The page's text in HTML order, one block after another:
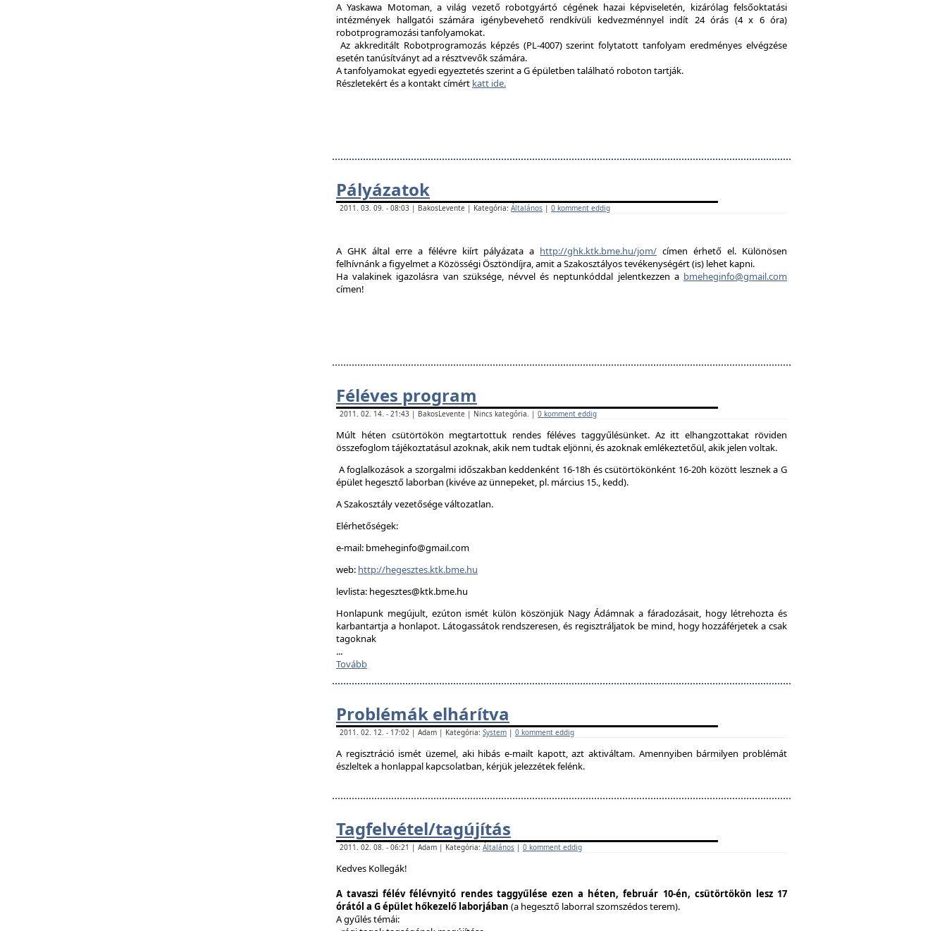
A Yaskawa Motoman, a világ vezető robotgyártó cégének hazai képviseletén, kizárólag felsőoktatási
intézmények hallgatói számára igénybevehető rendkívüli kedvezménnyel indít 24 órás (4 x 6 óra)
robotprogramozási tanfolyamokat.
Az akkreditált Robotprogramozás képzés (PL-4007) szerint folytatott tanfolyam eredményes elvégzése
esetén tanúsítványt ad a résztvevők számára.
A tanfolyamokat egyedi egyeztetés szerint a G épületben található roboton tartják.
Részletekért és a kontakt címért katt ide.
Pályázatok
2011. 03. 09. - 08:03 | BakosLevente | Kategória: Általános | 0 komment eddig
A GHK által erre a félévre kiírt pályázata a http://ghk.ktk.bme.hu/jom/ címen érhető el. Különösen
felhívnánk a figyelmet a Közösségi Ösztöndíjra, amit a Szakosztályos tevékenységért (is) lehet kapni.
Ha valakinek igazolásra van szüksége, névvel és neptunkóddal jelentkezzen a bmeheginfo@gmail.com
címen!
Féléves program
2011. 02. 14. - 21:43 | BakosLevente | Nincs kategória. | 0 komment eddig
Múlt héten csütörtökön megtartottuk rendes féléves taggyűlésünket. Az itt elhangzottakat röviden
összefoglom tájékoztatásul azoknak, akik nem tudtak eljönni, és azoknak emlékeztetőül, akik jelen voltak.
A foglalkozások a szorgalmi időszakban keddenként 16-18h és csütörtökönként 16-20h között lesznek a G
épület hegesztő laborban (kivéve az ünnepeket, pl. március 15., kedd).
A Szakosztály vezetősége változatlan.
Elérhetőségek:
e-mail: bmeheginfo@gmail.com
web: http://hegesztes.ktk.bme.hu
levlista: hegesztes@ktk.bme.hu
Honlapunk megújult, ezúton ismét külön köszönjük Nagy Ádámnak a fáradozásait, hogy létrehozta és
karbantartja a honlapot. Látogassátok rendszeresen, és regisztráljatok be mind, hogy hozzáférjetek a csak
tagoknak
...
Tovább
Problémák elhárítva
2011. 02. 12. - 17:02 | Adam | Kategória: System | 0 komment eddig
A regisztráció ismét üzemel, aki hibás e-mailt kapott, azt aktiváltam. Amennyiben bármilyen problémát
észleltek a honlappal kapcsolatban, kérjük jelezzétek felénk.
Tagfelvétel/tagújítás
2011. 02. 08. - 06:21 | Adam | Kategória: Általános | 0 komment eddig
Kedves Kollegák!
A tavaszi félév félévnyitó rendes taggyűlése ezen a héten, február 10-én, csütörtökön lesz 17
órától a G épület hőkezelő laborjában (a hegesztő laborral szomszédos terem).
A gyűlés témái: